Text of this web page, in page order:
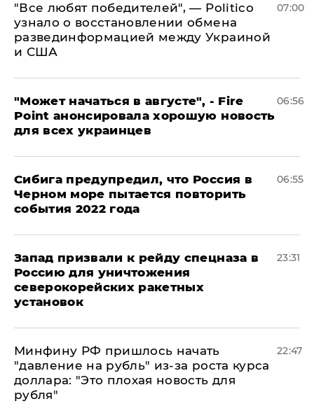
​"Все любят победителей", — Politico
узнало о восстановлении обмена
развединформацией между Украиной
и США
07:00
"Может начаться в августе", - Fire
Point анонсировала хорошую новость
для всех украинцев
06:56
Сибига предупредил, что Россия в
Черном море пытается повторить
события 2022 года
06:55
Запад призвали к рейду спецназа в
Россию для уничтожения
северокорейских ракетных
установок
23:31
Минфину РФ пришлось начать
"давление на рубль" из-за роста курса
доллара: "Это плохая новость для
рубля"
22:47